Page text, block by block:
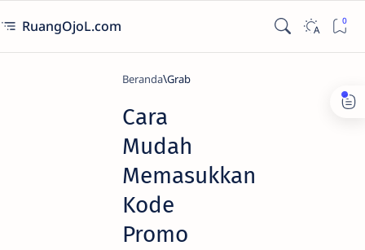
RuangOjoL.com
Beranda Grab
Cara
Mudah
Memasukkan
Kode
Promo